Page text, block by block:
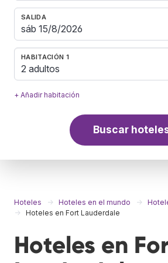
SALIDA
HABITACIÓN 1
2 adultos
+ Añadir habitación
Buscar
Hoteles Hoteles en el mundo
Hoteles en Fort Lauderdale
Hoteles en